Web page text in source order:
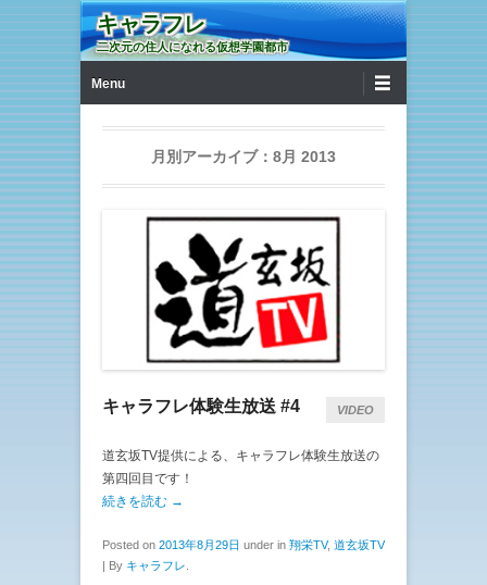
キャラフレ
二次元の住人になれる仮想学園都市
Menu
月別アーカイブ： 8月 2013
キャラフレ体験生放送 #4 VIDEO
道玄坂TV提供による、キャラフレ体験生放送の
第四回目です！
続きを読む →
Posted on 2013年8月29日 under in 翔栄TV, 道玄坂TV
| By キャラフレ